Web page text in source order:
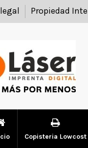
Propiedad
Copisteria Lowcost